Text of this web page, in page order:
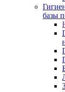
базы